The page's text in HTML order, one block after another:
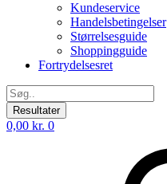
Kundeservice
Handelsbetingelser
Størrelsesguide
Shoppingguide
Fortrydelsesret
Search
...Resultater
0,00 kr. 0